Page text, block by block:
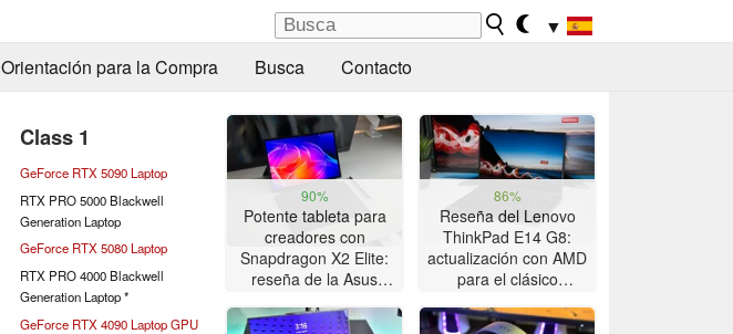
▼
Orientación para la Compra Busca Contacto
Class 1
GeForce RTX 5090 Laptop
RTX PRO 5000 Blackwell
Generation Laptop
GeForce RTX 5080 Laptop
RTX PRO 4000 Blackwell
Generation Laptop *
GeForce RTX 4090 Laptop GPU
90%
Potente tableta para
creadores con
Snapdragon X2 Elite:
reseña de la Asus
86%
Reseña del Lenovo
ThinkPad E14 G8:
actualización con AMD
para el clásico
autonomía